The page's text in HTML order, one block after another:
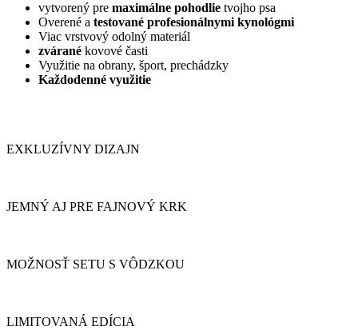
vytvorený pre maximálne pohodlie tvojho psa
Overené a testované profesionálnymi kynológmi
Viac vrstvový odolný materiál
zvárané kovové časti
Využitie na obrany, šport, prechádzky
Každodenné využitie
EXKLUZÍVNY DIZAJN
JEMNÝ AJ PRE FAJNOVÝ KRK
MOŽNOSŤ SETU S VÔDZKOU
LIMITOVANÁ EDÍCIA